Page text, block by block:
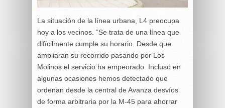
La situación de la línea urbana, L4 preocupa
hoy a los vecinos. “Se trata de una línea que
difícilmente cumple su horario. Desde que
ampliaran su recorrido pasando por Los
Molinos el servicio ha empeorado. Incluso en
algunas ocasiones hemos detectado que
ordenan desde la central de Avanza desvíos
de forma arbitraria por la M-45 para ahorrar